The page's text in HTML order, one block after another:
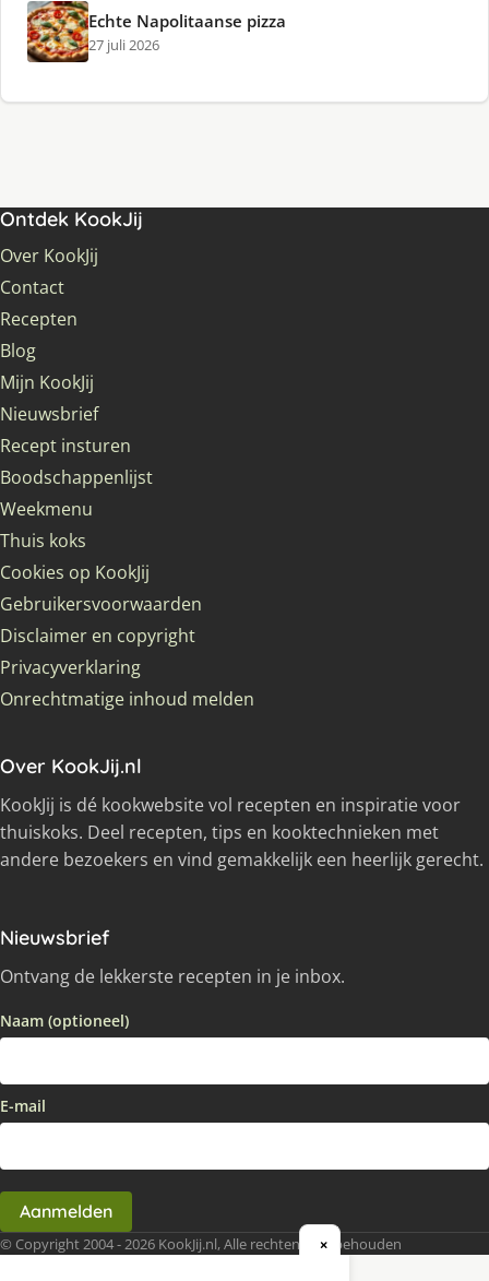
Echte Napolitaanse pizza
27 juli 2026
Ontdek KookJij
Over KookJij
Contact
Recepten
Blog
Mijn KookJij
Nieuwsbrief
Recept insturen
Boodschappenlijst
Weekmenu
Thuis koks
Cookies op KookJij
Gebruikersvoorwaarden
Disclaimer en copyright
Privacyverklaring
Onrechtmatige inhoud melden
Over KookJij.nl
KookJij is dé kookwebsite vol recepten en inspiratie voor
thuiskoks. Deel recepten, tips en kooktechnieken met
andere bezoekers en vind gemakkelijk een heerlijk gerecht.
Nieuwsbrief
Ontvang de lekkerste recepten in je inbox.
Naam (optioneel)
E-mail
Aanmelden
© Copyright 2004 - 2026 KookJij.nl, Alle rechten voorbehouden
×